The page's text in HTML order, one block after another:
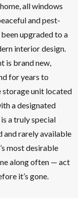
all windows
and pest-
upgraded to a
interior design.
is brand new,
for years to
storage unit located
a designated
a truly special
rarely available
most desirable
along often — act
it’s gone.